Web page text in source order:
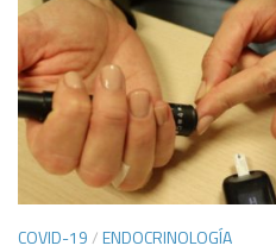
COVID-19/ENDOCRINOLOGÍA